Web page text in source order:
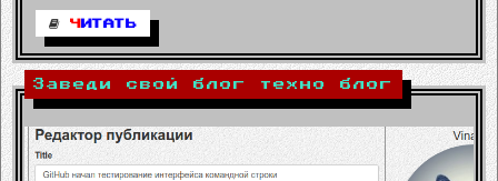
Ч ИТАТЬ
Заведи свой блог техно блог